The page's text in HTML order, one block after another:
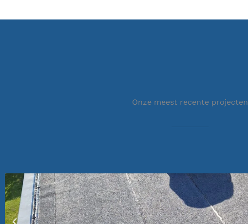
Onze meest recente projecten